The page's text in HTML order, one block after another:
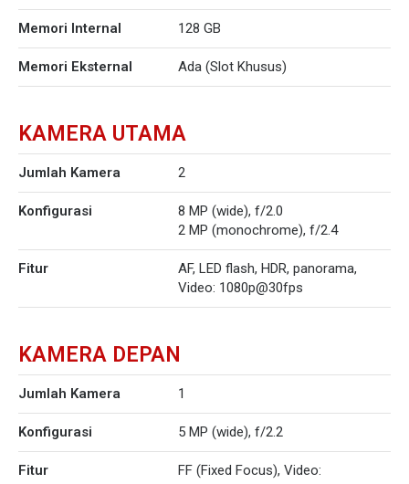
Memori Internal 128 GB
Memori Eksternal Ada (Slot Khusus)
KAMERA UTAMA
Jumlah Kamera 2
Konfigurasi
8 MP (wide), f/2.0
2 MP (monochrome), f/2.4
Fitur
AF, LED flash, HDR, panorama,
Video: 1080p@30fps
KAMERA DEPAN
Jumlah Kamera 1
Konfigurasi 5 MP (wide), f/2.2
Fitur
FF (Fixed Focus), Video: